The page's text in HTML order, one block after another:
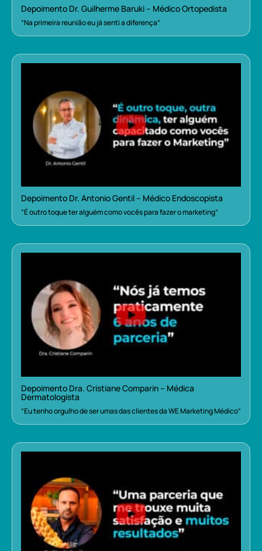
Depoimento Dr. Guilherme Baruki – Médico Ortopedista
“Na primeira reunião eu já senti a diferença”
Depoimento Dr. Antonio Gentil – Médico Endoscopista
“É outro toque ter alguém como vocês para fazer o marketing”
Depoimento Dra. Cristiane Comparin – Médica
Dermatologista
“Eu tenho orgulho de ser umas das clientes da WE Marketing Médico”